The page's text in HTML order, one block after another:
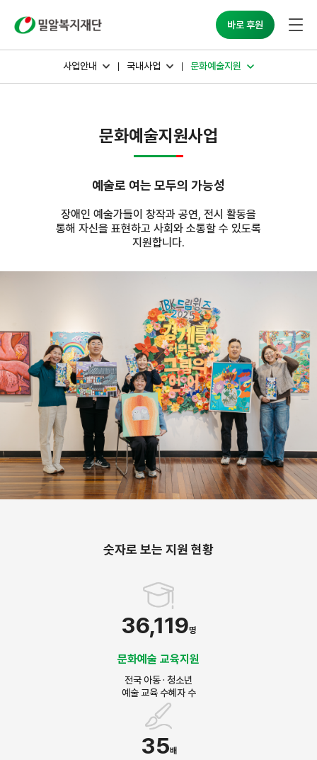
바로 후원
사업안내 국내사업 문화예술지원
문화예술지원사업
예술로 여는 모두의 가능성
장애인 예술가들이 창작과 공연, 전시 활동을
통해 자신을 표현하고 사회와 소통할 수 있도록
지원합니다.
숫자로 보는 지원 현황
36,119명
문화예술 교육지원
전국 아동 · 청소년
예술 교육 수혜자 수
35배